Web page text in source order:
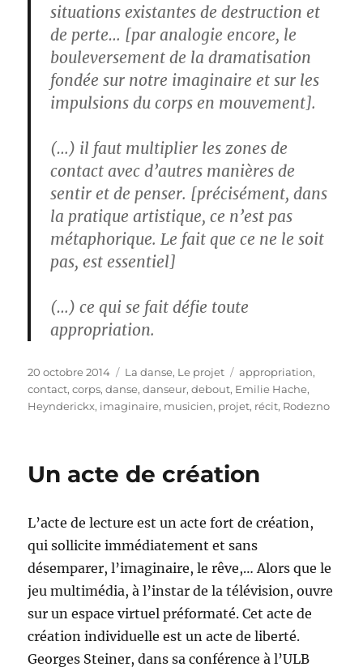
situations existantes de destruction et
de perte… [par analogie encore, le
bouleversement de la dramatisation
fondée sur notre imaginaire et sur les
impulsions du corps en mouvement].
(…) il faut multiplier les zones de
contact avec d’autres manières de
sentir et de penser. [précisément, dans
la pratique artistique, ce n’est pas
métaphorique. Le fait que ce ne le soit
pas, est essentiel]
(…) ce qui se fait défie toute
appropriation.
Publié
le
20 octobre 2014 Catégories
La danse, Le projet Étiquettes
appropriation,
contact,corps,danse,danseur,debout, Emilie Hache,
Heynderickx, imaginaire, musicien, projet, récit, Rodezno
Un acte de création
L’acte de lecture est un acte fort de création,
qui sollicite immédiatement et sans
désemparer, l’imaginaire, le rêve,… Alors que le
jeu multimédia, à l’instar de la télévision, ouvre
sur un espace virtuel préformaté. Cet acte de
création individuelle est un acte de liberté.
Georges Steiner, dans sa conférence à l’ULB